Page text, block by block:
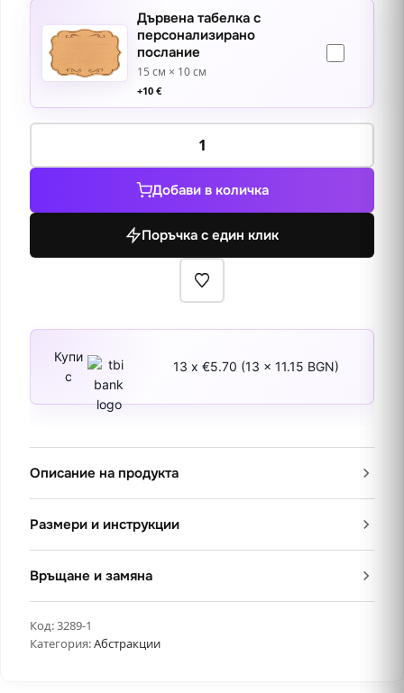
Дървена табелка с
персонализирано
послание
15 см × 10 см
+10 €
количество
Видение
синьо
Добави в количка
Поръчка с един клик
Купи
с
13 x €5.70 (13 x 11.15 BGN)
Описание на продукта
Размери и инструкции
Връщане и замяна
Код:3289-1
Категория:Абстракции